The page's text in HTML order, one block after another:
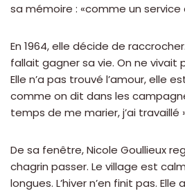
sa mémoire : «comme un service
En 1964, elle décide de
fallait gagner sa vie. On ne vivait
Elle n’a pas trouvé l’amour, elle
comme on dit dans les
temps de me marier, j’ai travaillé
De sa fenêtre, Nicole Goullieux
chagrin passer. Le village est
longues. L’hiver n’en finit pas.